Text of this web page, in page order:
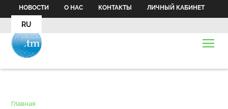
НОВОСТИ О НАС КОНТАКТЫ ЛИЧНЫЙ КАБИНЕТ
RU
Главная